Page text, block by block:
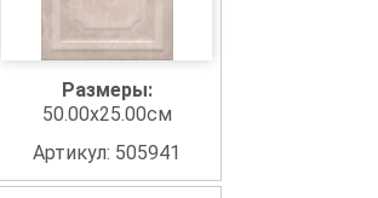
Размеры:
50.00x25.00см
Артикул: 505941